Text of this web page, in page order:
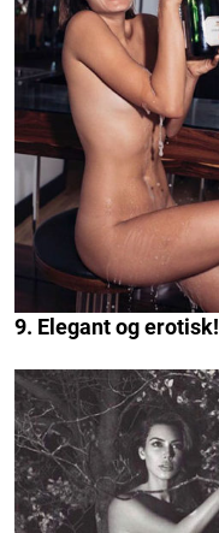
9. Elegant og erotisk!